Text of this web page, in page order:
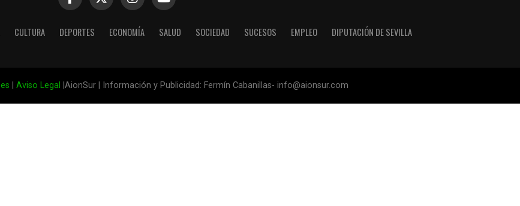
CULTURA DEPORTES ECONOMÍA SALUD SOCIEDAD SUCESOS EMPLEO DIPUTACIÓN DE SEVILLA
Aviso Legal |AionSur | Información y Publicidad: Fermín Cabanillas- info@aionsur.com